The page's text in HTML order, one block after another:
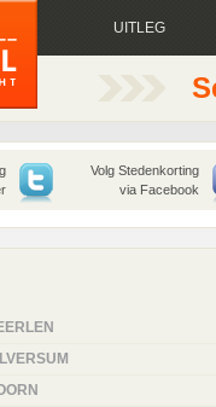
UITLEG
Volg Stedenkorting
via Facebook